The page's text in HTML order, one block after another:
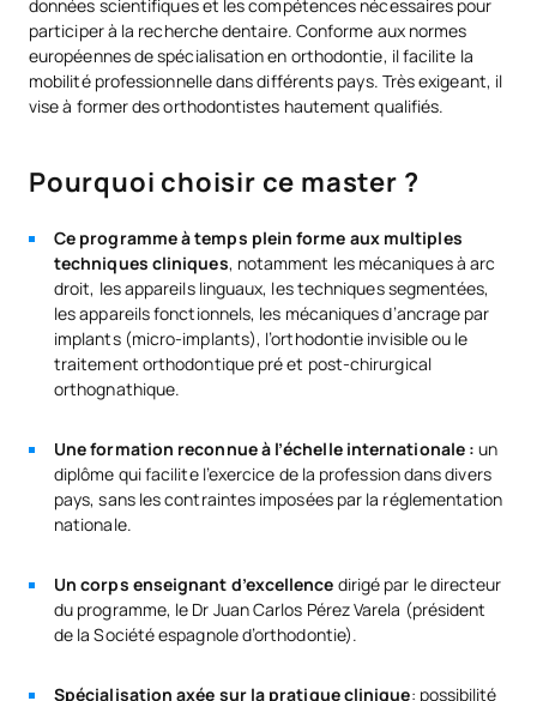
données scientifiques et les compétences nécessaires pour
participer à la recherche dentaire. Conforme aux normes
européennes de spécialisation en orthodontie, il facilite la
mobilité professionnelle dans différents pays. Très exigeant, il
vise à former des orthodontistes hautement qualifiés.
Pourquoi choisir ce master ?
Ce programme à temps plein forme aux multiples
techniques cliniques, notamment les mécaniques à arc
droit, les appareils linguaux, les techniques segmentées,
les appareils fonctionnels, les mécaniques d’ancrage par
implants (micro-implants), l’orthodontie invisible ou le
traitement orthodontique pré et post-chirurgical
orthognathique.
Une formation reconnue à l’échelle internationale :un
diplôme qui facilite l’exercice de la profession dans divers
pays, sans les contraintes imposées par la réglementation
nationale.
Un corps enseignant d’excellence dirigé par le directeur
du programme, le Dr Juan Carlos Pérez Varela (président
de la Société espagnole d’orthodontie).
Spécialisation axée sur la pratique clinique: possibilité